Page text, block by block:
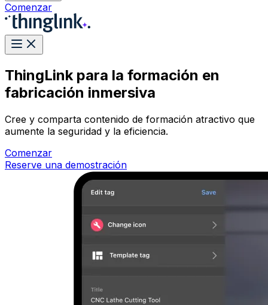
Comenzar
ThingLink para la formación en
fabricación inmersiva
Cree y comparta contenido de formación atractivo que
aumente la seguridad y la eficiencia.
Comenzar
Reserve una demostración